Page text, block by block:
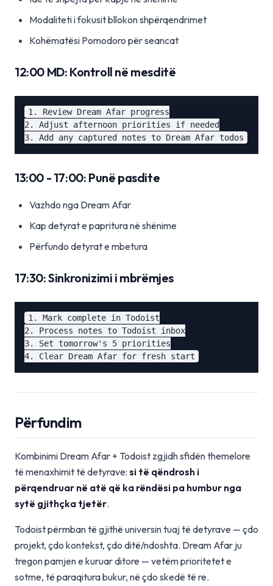
Modaliteti i fokusit bllokon shpërqendrimet
Kohëmatësi Pomodoro për seancat
12:00 MD: Kontroll në mesditë
1. Review Dream Afar progress
2. Adjust afternoon priorities if needed
13:00 - 17:00: Punë pasdite
Vazhdo nga Dream Afar
Kap detyrat e papritura në shënime
Përfundo detyrat e mbetura
17:30: Sinkronizimi i mbrëmjes
1. Mark complete in Todoist
2. Process notes to Todoist inbox
3. Set tomorrow's 5 priorities
Përfundim
Kombinimi Dream Afar + Todoist zgjidh sfidën themelore
të menaxhimit të detyrave: si të qëndrosh i
përqendruar në atë që ka rëndësi pa humbur nga
sytë gjithçka tjetër.
Todoist përmban të gjithë universin tuaj të detyrave — çdo
projekt, çdo kontekst, çdo ditë/ndoshta. Dream Afar ju
tregon pamjen e kuruar ditore — vetëm prioritetet e
sotme, të paraqitura bukur, në çdo skedë të re.